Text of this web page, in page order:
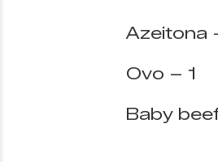
Azeitona
Ovo – 1
Baby